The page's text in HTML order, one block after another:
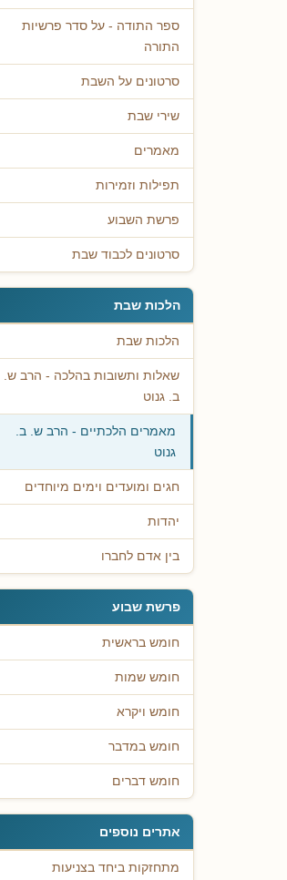
ספר התודה - על סדר פרשיות
התורה
סרטונים על השבת
שירי שבת
מאמרים
תפילות וזמירות
פרשת השבוע
סרטונים לכבוד שבת
הלכות שבת
הלכות שבת
שאלות ותשובות בהלכה - הרב ש.
ב. גנוט
מאמרים הלכתיים - הרב ש. ב.
גנוט
חגים ומועדים וימים מיוחדים
יהדות
בין אדם לחברו
פרשת שבוע
חומש בראשית
חומש שמות
חומש ויקרא
חומש במדבר
חומש דברים
אתרים נוספים
מתחזקות ביחד בצניעות